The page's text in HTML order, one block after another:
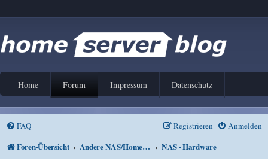
Home Forum Impressum Datenschutz
FAQ Anmelden
Registrieren
Foren-Übersicht Andere NAS/Home Server Lösungen NAS - Hardware